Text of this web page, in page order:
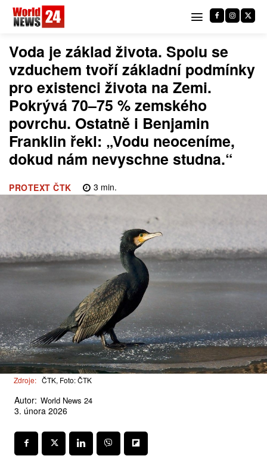
Voda je základ života. Spolu se
vzduchem tvoří základní podmínky
pro existenci života na Zemi.
Pokrývá 70–75 % zemského
povrchu. Ostatně i Benjamin
Franklin řekl: „Vodu neoceníme,
dokud nám nevyschne studna.“
PROTEXT ČTK 3 min.
Zdroje: ČTK, Foto: ČTK
Autor: World News 24
3. února 2026